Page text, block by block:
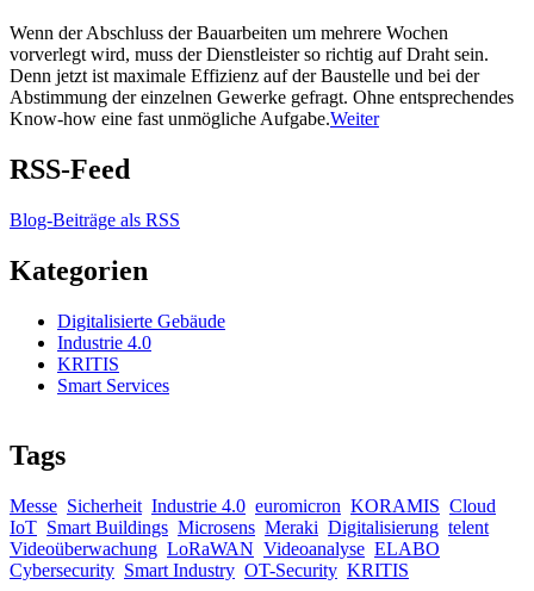
Wenn der Abschluss der Bauarbeiten um mehrere Wochen
vorverlegt wird, muss der Dienstleister so richtig auf Draht sein.
Denn jetzt ist maximale Effizienz auf der Baustelle und bei der
Abstimmung der einzelnen Gewerke gefragt. Ohne entsprechendes
Know-how eine fast unmögliche Aufgabe.Weiter
RSS-Feed
Blog-Beiträge als RSS
Kategorien
Digitalisierte Gebäude
Industrie 4.0
KRITIS
Smart Services
Tags
Messe Sicherheit Industrie 4.0 euromicron KORAMIS Cloud
IoT Smart Buildings Microsens Meraki Digitalisierung telent
Videoüberwachung LoRaWAN Videoanalyse ELABO
Cybersecurity Smart Industry OT-Security KRITIS